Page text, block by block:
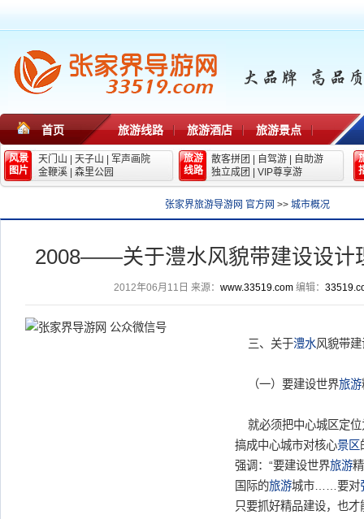
首页 旅游线路 旅游酒店 旅游景点
风景
图片
天门山 天子山
军声画院
金鞭溪
森里公园
旅游
线路
散客拼团 自驾游
自助游
独立成团
VIP尊享游
张家界旅游导游网 官方网 >> 城市概况
2008——关于澧水风貌带建设设计
2012年06月11日 来源： www.33519.com编辑：
三、关于澧水风貌带
（一）要建设世界旅游
就必须把中心城区定位
搞成中心城市对核心景区
强调：“要建设世界旅游
国际的旅游城市……要对
只要抓好精品建设，也才